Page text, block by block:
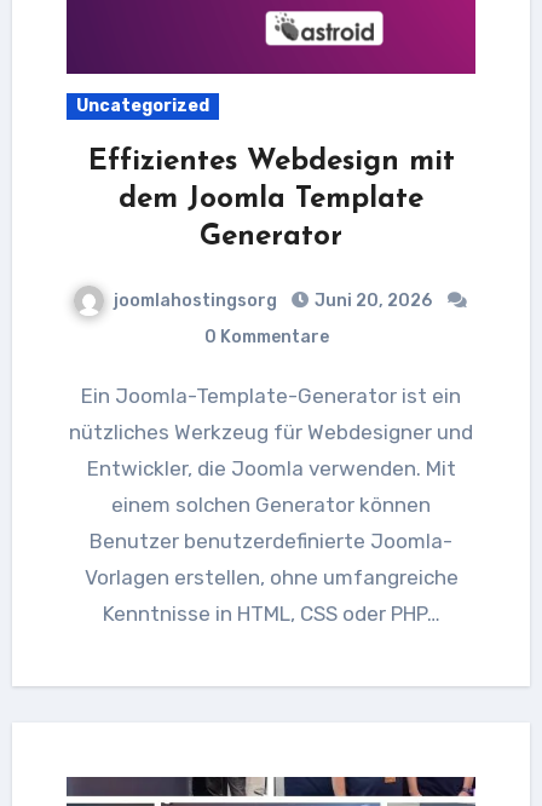
Uncategorized
Effizientes Webdesign mit
dem Joomla Template
Generator
joomlahostingsorg
Juni 20, 2026
0 Kommentare
Ein Joomla-Template-Generator ist ein
nützliches Werkzeug für Webdesigner und
Entwickler, die Joomla verwenden. Mit
einem solchen Generator können
Benutzer benutzerdefinierte Joomla-
Vorlagen erstellen, ohne umfangreiche
Kenntnisse in HTML, CSS oder PHP…